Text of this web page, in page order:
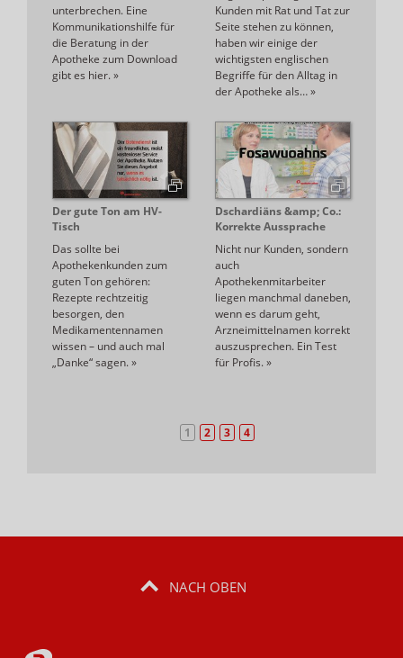
unterbrechen. Eine
Kommunikationshilfe für
die Beratung in der
Apotheke zum Download
gibt es hier.»
Kunden mit Rat und Tat zur
Seite stehen zu können,
haben wir einige der
wichtigsten englischen
Begriffe für den Alltag in
der Apotheke als…»
Der gute Ton am HV-
Tisch
Das sollte bei
Apothekenkunden zum
guten Ton gehören:
Rezepte rechtzeitig
besorgen, den
Medikamentennamen
wissen – und auch mal
„Danke“ sagen.»
Dschardiäns &amp; Co.:
Korrekte Aussprache
Nicht nur Kunden, sondern
auch
Apothekenmitarbeiter
liegen manchmal daneben,
wenn es darum geht,
Arzneimittelnamen korrekt
auszusprechen. Ein Test
für Profis.»
1 2 3 4
NACH OBEN